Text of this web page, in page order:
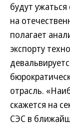
будут
на
полагает
экспорту
отрасль.
скажется на
СЭС в